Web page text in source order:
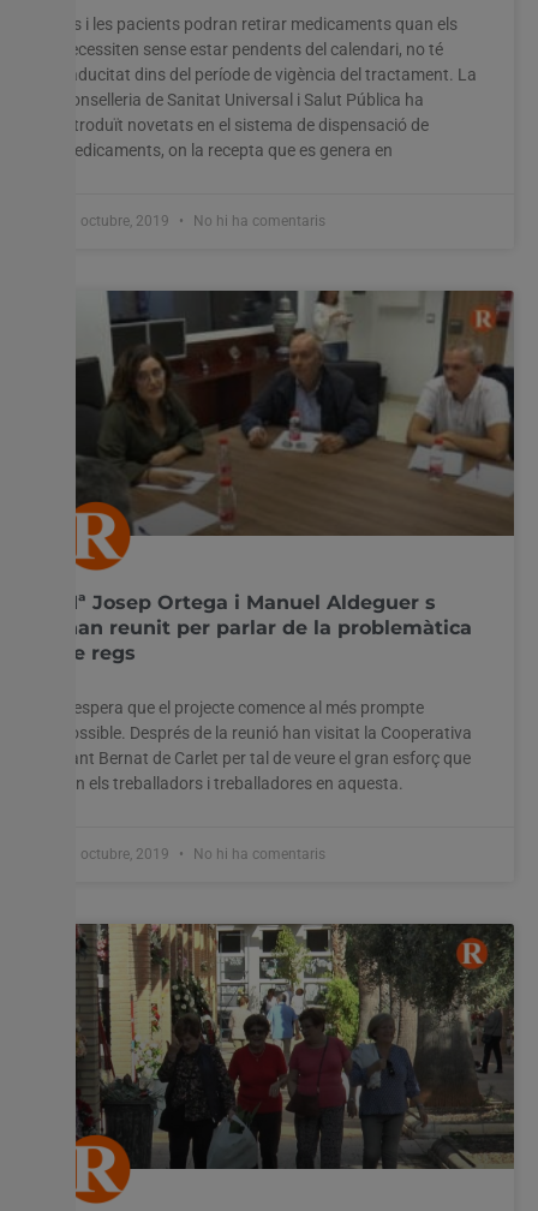
Els i les pacients podran retirar medicaments quan els
necessiten sense estar pendents del calendari, no té
caducitat dins del període de vigència del tractament. La
Conselleria de Sanitat Universal i Salut Pública ha
introduït novetats en el sistema de dispensació de
medicaments, on la recepta que es genera en
31 octubre, 2019 No hi ha comentaris
Mª Josep Ortega i Manuel Aldeguer s
‘han reunit per parlar de la problemàtica
de regs
S’espera que el projecte comence al més prompte
possible. Després de la reunió han visitat la Cooperativa
Sant Bernat de Carlet per tal de veure el gran esforç que
fan els treballadors i treballadores en aquesta.
31 octubre, 2019 No hi ha comentaris